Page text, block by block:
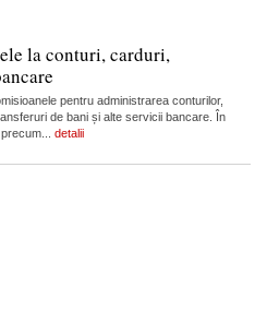
la conturi, carduri,
pentru administrarea conturilor,
de bani și alte servicii bancare. În
detalii